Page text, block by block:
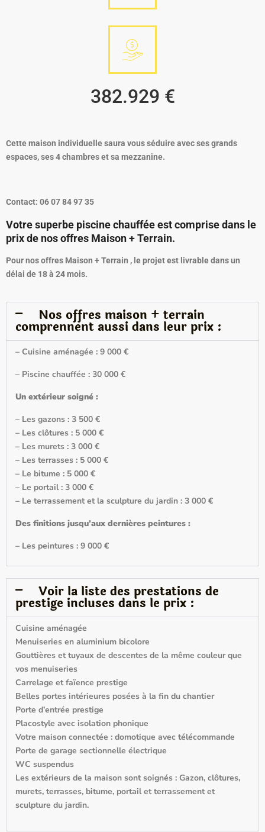
382.929 €
Cette maison individuelle saura vous séduire avec ses grands
espaces, ses 4 chambres et sa mezzanine.
Contact: 06 07 84 97 35
Votre superbe piscine chauffée est comprise dans le
prix de nos offres Maison + Terrain.
Pour nos offres Maison + Terrain , le projet est livrable dans un
délai de 18 à 24 mois.
Nos offres maison + terrain
comprennent aussi dans leur prix :
– Cuisine aménagée : 9 000 €
– Piscine chauffée : 30 000 €
Un extérieur soigné :
– Les gazons : 3 500 €
– Les clôtures : 5 000 €
– Les murets : 3 000 €
– Les terrasses : 5 000 €
– Le bitume : 5 000 €
– Le portail : 3 000 €
– Le terrassement et la sculpture du jardin : 3 000 €
Des finitions jusqu’aux dernières peintures :
– Les peintures : 9 000 €
Voir la liste des prestations de
prestige incluses dans le prix :
Cuisine aménagée
Menuiseries en aluminium bicolore
Gouttières et tuyaux de descentes de la même couleur que
vos menuiseries
Carrelage et faïence prestige
Belles portes intérieures posées à la fin du chantier
Porte d’entrée prestige
Placostyle avec isolation phonique
Votre maison connectée : domotique avec télécommande
Porte de garage sectionnelle électrique
WC suspendus
Les extérieurs de la maison sont soignés : Gazon, clôtures,
murets, terrasses, bitume, portail et terrassement et
sculpture du jardin.